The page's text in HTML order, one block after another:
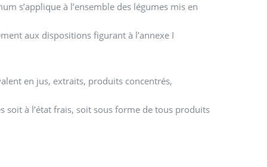
s’applique à l’ensemble des légumes mis en
aux dispositions figurant à l’annexe I
en jus, extraits, produits concentrés,
à l’état frais, soit sous forme de tous produits